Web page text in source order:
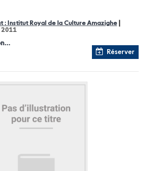
: Institut Royal de la Culture Amazighe
2011
Réserver